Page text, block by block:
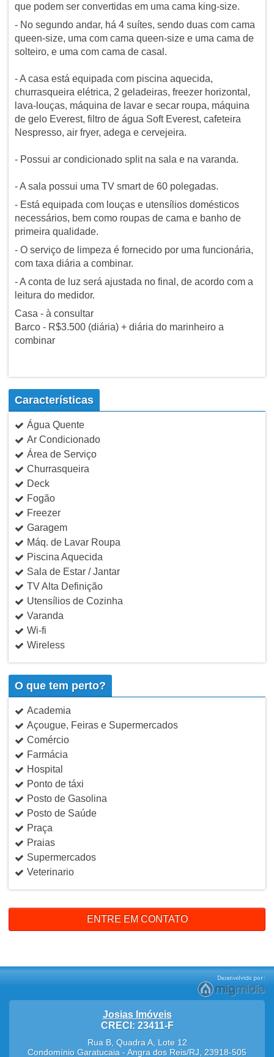
que podem ser convertidas em uma cama king-size.
- No segundo andar, há 4 suítes, sendo duas com cama
queen-size, uma com cama queen-size e uma cama de
solteiro, e uma com cama de casal.
- A casa está equipada com piscina aquecida,
churrasqueira elétrica, 2 geladeiras, freezer horizontal,
lava-louças, máquina de lavar e secar roupa, máquina
de gelo Everest, filtro de água Soft Everest, cafeteira
Nespresso, air fryer, adega e cervejeira.
- Possui ar condicionado split na sala e na varanda.
- A sala possui uma TV smart de 60 polegadas.
- Está equipada com louças e utensílios domésticos
necessários, bem como roupas de cama e banho de
primeira qualidade.
- O serviço de limpeza é fornecido por uma funcionária,
com taxa diária a combinar.
- A conta de luz será ajustada no final, de acordo com a
leitura do medidor.
Casa - à consultar
Barco - R$3.500 (diária) + diária do marinheiro a
combinar
Características
Água Quente
Ar Condicionado
Área de Serviço
Churrasqueira
Deck
Fogão
Freezer
Garagem
Máq. de Lavar Roupa
Piscina Aquecida
Sala de Estar / Jantar
TV Alta Definição
Utensílios de Cozinha
Varanda
Wi-fi
Wireless
O que tem perto?
Academia
Açougue, Feiras e Supermercados
Comércio
Farmácia
Hospital
Ponto de táxi
Posto de Gasolina
Posto de Saúde
Praça
Praias
Supermercados
Veterinario
ENTRE EM CONTATO
Josias Imóveis
CRECI: 23411-F
Rua B, Quadra A, Lote 12
Condomínio Garatucaia -Angra dos Reis/RJ 23918-505